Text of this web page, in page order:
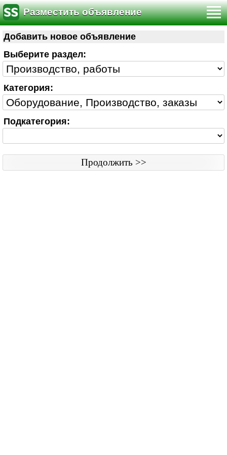
Разместить объявление
Добавить новое объявление
Выберите раздел:
Категория:
Подкатегория:
Правила |Связь с редактором |Www версия